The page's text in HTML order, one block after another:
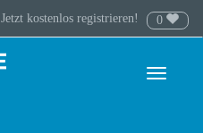
Jetzt kostenlos registrieren! 0
Toggle